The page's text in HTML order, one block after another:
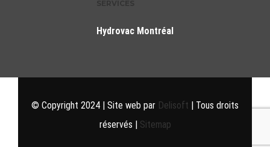
Hydrovac Montréal
© Copyright 2024 | Site web par Delisoft | Tous droits
réservés | Sitemap